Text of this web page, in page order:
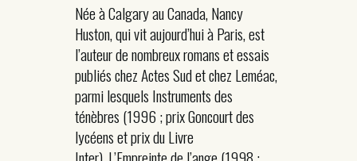
Née à Calgary au Canada, Nancy
Huston, qui vit aujourd’hui à Paris, est
l’auteur de nombreux romans et essais
publiés chez Actes Sud et chez Leméac,
parmi lesquels Instruments des
ténèbres (1996 ; prix Goncourt des
lycéens et prix du Livre